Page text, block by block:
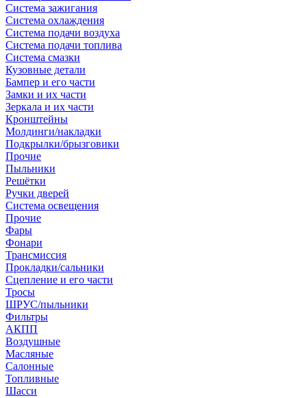
Система зажигания
Система охлаждения
Система подачи воздуха
Система подачи топлива
Система смазки
Кузовные детали
Бампер и его части
Замки и их части
Зеркала и их части
Кронштейны
Молдинги/накладки
Подкрылки/брызговики
Прочие
Пыльники
Решётки
Ручки дверей
Система освещения
Прочие
Фары
Фонари
Трансмиссия
Прокладки/сальники
Сцепление и его части
Тросы
ШРУС/пыльники
Фильтры
АКПП
Воздушные
Масляные
Салонные
Топливные
Шасси